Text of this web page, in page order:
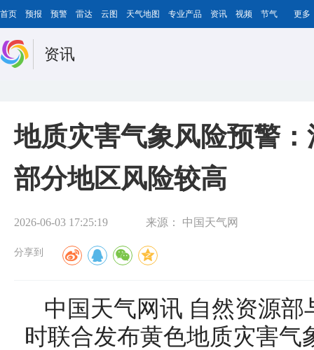
首页 预报 预警 雷达 云图 天气地图 专业产品 资讯 视频 节气 更多
资讯
地质灾害气象风险预警
部分地区风险较高
2026-06-03 17:25:19 来源： 中国天气网
分享到
中国天气网讯 自然资源部
时联合发布黄色地质灾害气